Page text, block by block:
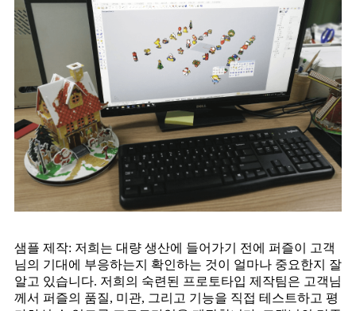
샘플 제작: 저희는 대량 생산에 들어가기 전에 퍼즐이 고객
님의 기대에 부응하는지 확인하는 것이 얼마나 중요한지 잘
알고 있습니다. 저희의 숙련된 프로토타입 제작팀은 고객님
께서 퍼즐의 품질, 미관, 그리고 기능을 직접 테스트하고 평